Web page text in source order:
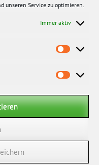
unseren Service zu optimieren.
Immer aktiv